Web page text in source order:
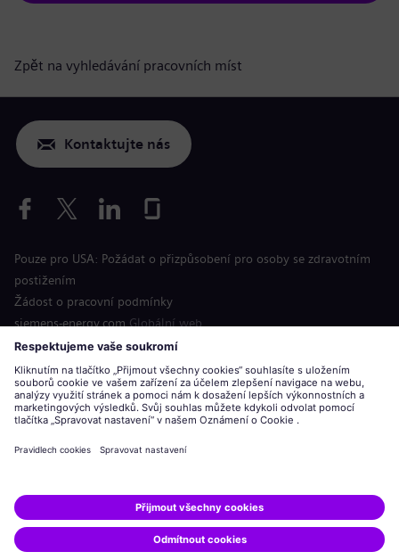
Zpět na vyhledávání pracovních míst
Kontaktujte nás
Pouze pro USA: Požádat o přizpůsobení pro osoby se zdravotním
postižením
Žádost o pracovní podmínky
siemens-energy.com Globální web
Informace o společnosti
Oznámení o ochraně osobních údajů
Oznámení o souborech cookie
Podmínky použití
Digitální identifikační číslo
Siemens AG.
© Siemens Energy, 2020 - 2026